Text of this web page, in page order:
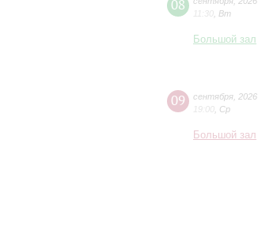
08
11:30 Вт
Большой зал
09 сентября 2026
19:00 Ср
Большой зал